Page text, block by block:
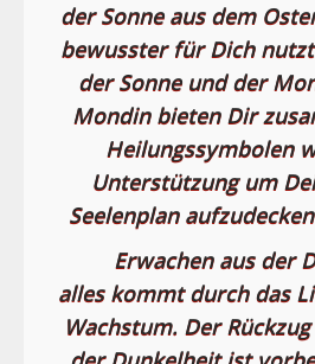
der Sonne aus dem
bewusster für Dich
der Sonne und der
Mondin bieten Dir
Heilungssymbolen
Unterstützung um
Seelenplan
Erwachen aus der
alles kommt durch das
Wachstum. Der